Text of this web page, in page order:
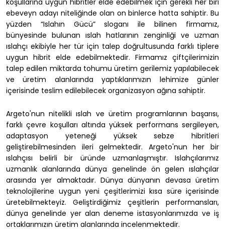
koşullarına uygun hibritler elde edebilmek için gerekli her biri
ebeveyn adayı niteliğinde olan on binlerce hatta sahiptir. Bu
yüzden “Islahın Gücü” sloganı ile bilinen firmamız,
bünyesinde bulunan ıslah hatlarının zenginliği ve uzman
ıslahçı ekibiyle her tür için talep doğrultusunda farklı tiplere
uygun hibrit elde edebilmektedir. Firmamız çiftçilerimizin
talep edilen miktarda tohumu üretim gerilemiz yapılabilecek
ve üretim alanlarında yaptıklarımızın lehimize günler
içerisinde teslim edilebilecek organizasyon ağına sahiptir.
Argeto'nun nitelikli ıslah ve üretim programlarının başarısı,
farklı çevre koşulları altında yüksek performans sergileyen,
adaptasyon yeteneği yüksek sebze hibritleri
geliştirebilmesinden ileri gelmektedir. Argeto'nun her bir
ıslahçısı belirli bir üründe uzmanlaşmıştır. Islahçılarımız
uzmanlık alanlarında dünya genelinde ön gelen ıslahçılar
arasında yer almaktadır. Dünya dünyanın devasa üretim
teknolojilerine uygun yeni çeşitlerimizi kısa süre içerisinde
üretebilmekteyiz. Geliştirdiğimiz çeşitlerin performansları,
dünya genelinde yer alan deneme istasyonlarımızda ve iş
ortaklarımızın üretim alanlarında incelenmektedir.